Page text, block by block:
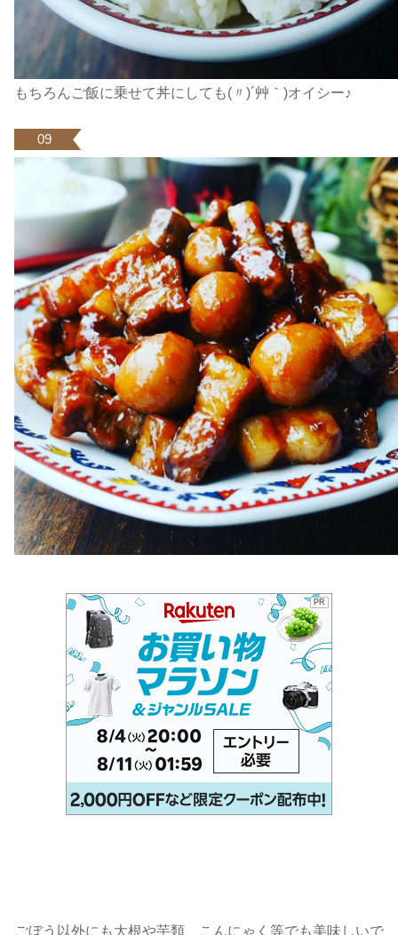
もちろんご飯に乗せて丼にしても(〃)´艸｀)オイシー♪
09
PR
ごぼう以外にも大根や芋類、こんにゃく等でも美味しいで